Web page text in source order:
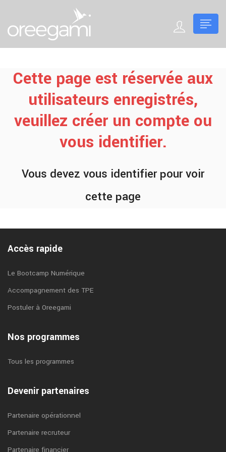
Cette page est réservée aux
utilisateurs enregistrés,
veuillez créer un compte ou
vous identifier.
Vous devez vous identifier pour voir
cette page
Accès rapide
Le Bootcamp Numérique
Accompagnement des TPE
Postuler à Oreegami
Nos programmes
Tous les programmes
Devenir partenaires
Partenaire opérationnel
Partenaire recruteur
Partenaire financier